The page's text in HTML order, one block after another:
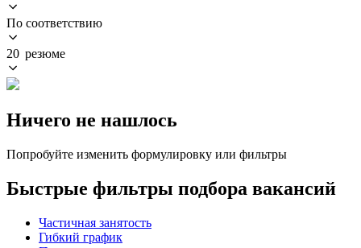
По соответствию
20 резюме
Ничего не нашлось
Попробуйте изменить формулировку или фильтры
Быстрые фильтры подбора вакансий
Частичная занятость
Гибкий график